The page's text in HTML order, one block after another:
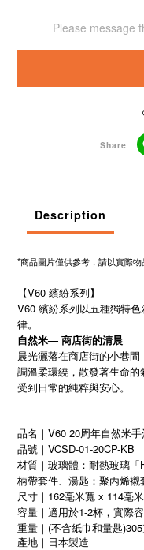
Please message
Share
Description
*商品圖片僅供參考，請以實際
【V60 繽紛系列】
V60 繽紛系列以五種獨特
律。
自然米— 商店街的清晨
晨光灑落在商店街的小巷
調溫柔環繞，散發著生命
受到日常的純粹與安心。
品名｜V60 20周年自然米
品號｜VCSD-01-20CP-KB
材質｜玻璃體：耐熱玻璃
柄帶套件、湯匙：聚丙烯襯
尺寸｜162毫米寬 x 114毫
容量｜適用於1-2杯，實際
重量｜(不含紙巾和量匙
產地 ｜ 日本製造